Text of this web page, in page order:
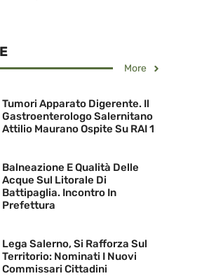
More
Tumori Apparato Digerente. Il
Gastroenterologo Salernitano
Attilio Maurano Ospite Su RAI 1
Balneazione E Qualità Delle
Acque Sul Litorale Di
Battipaglia. Incontro In
Prefettura
Lega Salerno, Si Rafforza Sul
Territorio: Nominati I Nuovi
Commissari Cittadini